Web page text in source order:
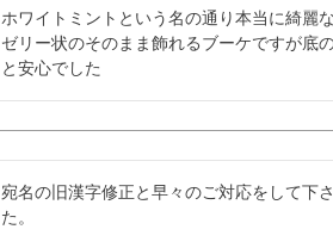
ホワイトミントという名の通り本当に綺麗
ゼリー状のそのまま飾れるブーケですが底
と安心でした
宛名の旧漢字修正と早々のご対応をして下
た。